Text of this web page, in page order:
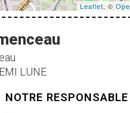
Leaflet, ©
LUNE
NOTRE RESPONSABLE